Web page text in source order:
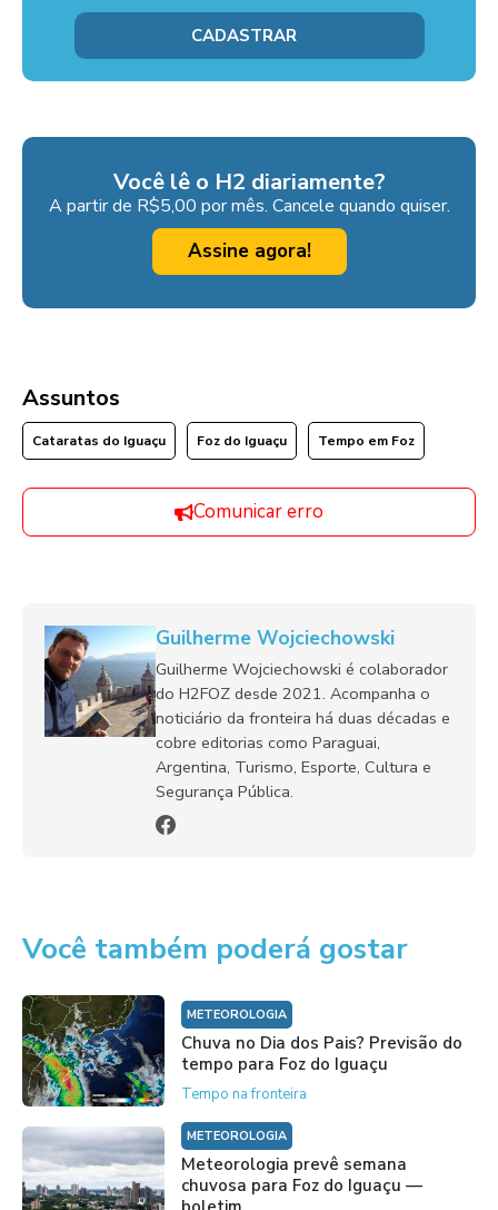
Você lê o H2 diariamente?
A partir de R$5,00 por mês. Cancele quando quiser.
Assine agora!
Assuntos
Cataratas do Iguaçu Foz do Iguaçu Tempo em Foz
Comunicar erro
Guilherme Wojciechowski
Guilherme Wojciechowski é colaborador
do H2FOZ desde 2021. Acompanha o
noticiário da fronteira há duas décadas e
cobre editorias como Paraguai,
Argentina, Turismo, Esporte, Cultura e
Segurança Pública.
Você também poderá gostar
METEOROLOGIA
Chuva no Dia dos Pais? Previsão do
tempo para Foz do Iguaçu
Tempo na fronteira
METEOROLOGIA
Meteorologia prevê semana
chuvosa para Foz do Iguaçu —